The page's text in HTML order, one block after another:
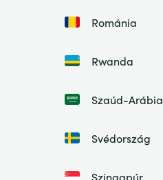
Románia
Rwanda
Szaúd-Arábia
Svédország
Szingapúr